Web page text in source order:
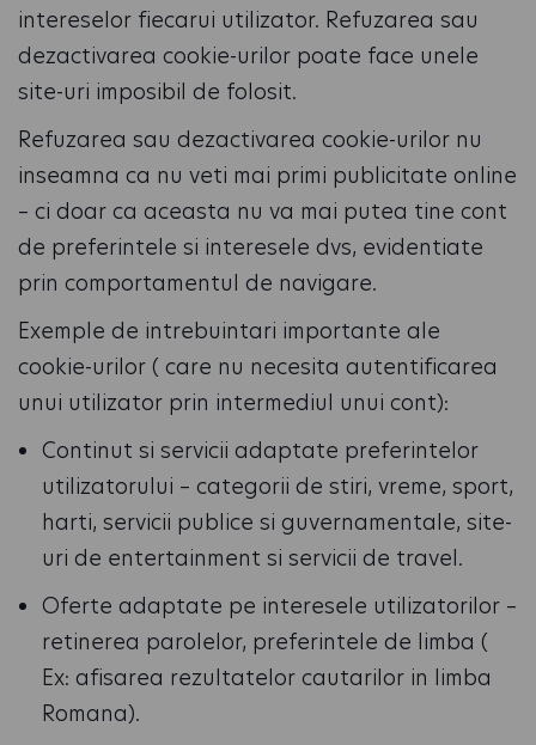
intereselor fiecarui utilizator. Refuzarea sau
dezactivarea cookie-urilor poate face unele
site-uri imposibil de folosit.
Refuzarea sau dezactivarea cookie-urilor nu
inseamna ca nu veti mai primi publicitate online
– ci doar ca aceasta nu va mai putea tine cont
de preferintele si interesele dvs, evidentiate
prin comportamentul de navigare.
Exemple de intrebuintari importante ale
cookie-urilor ( care nu necesita autentificarea
unui utilizator prin intermediul unui cont):
Continut si servicii adaptate preferintelor
utilizatorului – categorii de stiri, vreme, sport,
harti, servicii publice si guvernamentale, site-
uri de entertainment si servicii de travel.
Oferte adaptate pe interesele utilizatorilor –
retinerea parolelor, preferintele de limba (
Ex: afisarea rezultatelor cautarilor in limba
Romana).